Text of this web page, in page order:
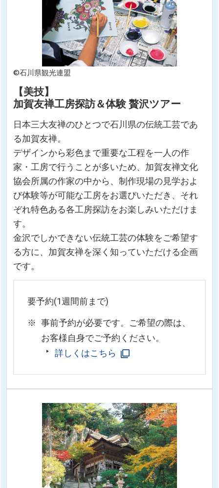
©石川県観光連盟
【美技】
加賀友禅工房探訪＆体験 贅沢ツアー
日本三大友禅のひとつで石川県の伝統工芸であ
る加賀友禅。
デザインから彩色まで重要な工程を一人の作
家・工房で行うことが多いため、加賀友禅文化
協会所属の作家の中から、制作現場の見学およ
び体験等が可能な工房をお選びいただき、それ
ぞれ特色ある各工房探訪をお楽しみいただけま
す。
金沢でしかできない伝統工芸の体験をご希望す
る方に、加賀友禅を深く知っていただける企画
です。
要予約(1週間前まで)
事前予約が必要です。ご希望の際は、
お客様自身でご予約ください。
詳しくはこちら